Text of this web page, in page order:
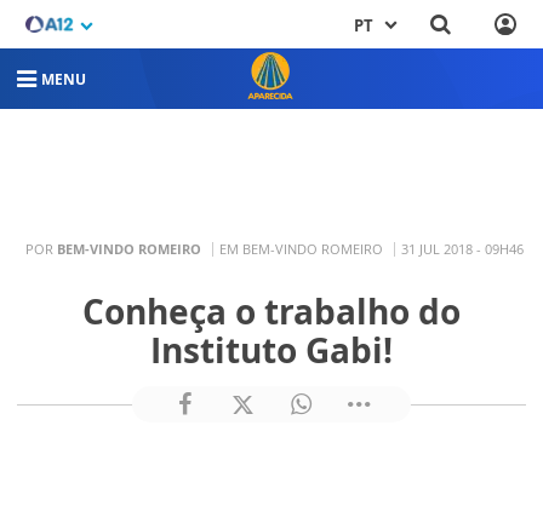
PT
MENU
POR BEM-VINDO ROMEIRO EM BEM-VINDO ROMEIRO 31 JUL 2018 - 09H46
Conheça o trabalho do
Instituto Gabi!